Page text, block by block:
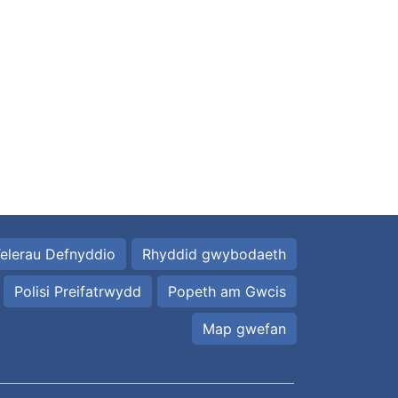
Defnyddio Rhyddid gwybodaeth
Polisi Preifatrwydd Popeth am Gwcis
Map gwefan